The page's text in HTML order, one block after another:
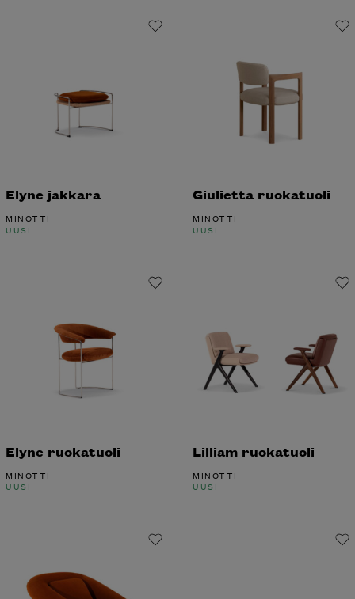
Elyne jakkara
MINOTTI
UUSI
Giulietta ruokatuoli
MINOTTI
UUSI
Elyne ruokatuoli
MINOTTI
UUSI
Lilliam ruokatuoli
MINOTTI
UUSI